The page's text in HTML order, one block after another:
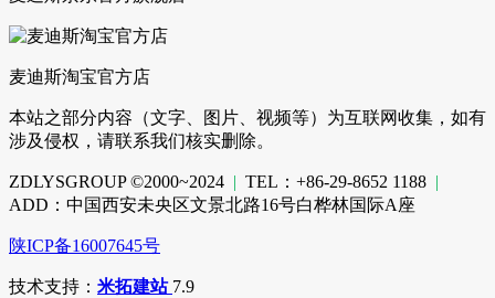
麦迪斯淘宝官方店
本站之部分内容（文字、图片、视频等）为互联网收集，如有
涉及侵权，请联系我们核实删除。
ZDLYSGROUP ©2000~2024 | TEL：+86-29-8652 1188 |
ADD：中国西安未央区文景北路16号白桦林国际A座
陕ICP备16007645号
技术支持： 米拓建站 7.9